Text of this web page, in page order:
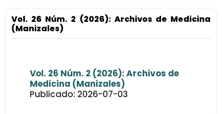
Vol. 26 Núm. 2 (2026): Archivos de Medicina
(Manizales)
Vol. 26 Núm. 2 (2026): Archivos de
Medicina (Manizales)
Publicado: 2026-07-03